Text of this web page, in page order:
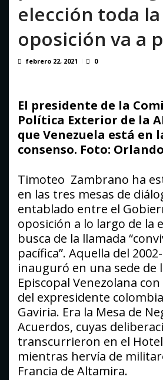
impulsado por el auge de...
agosto 6, 2026
elección toda la
oposición va a
febrero 22, 2021 0
El presidente de la
Política Exterior de la
que Venezuela está en
consenso. Foto:
Timoteo Zambrano ha
en las tres mesas de
entablado entre el
oposición a lo largo de la
busca de la llamada
pacífica”. Aquella del
inauguró en una sede de
Episcopal Venezolana
del expresidente
Gaviria. Era la Mesa de
Acuerdos, cuyas
transcurrieron en el Hotel
mientras hervía de
Francia de Altamira.